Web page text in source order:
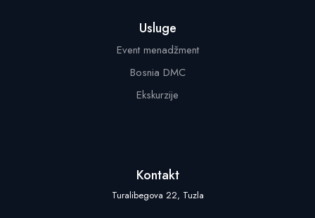
Usluge
Event menadžment
Bosnia DMC
Ekskurzije
Kontakt
Turalibegova 22, Tuzla